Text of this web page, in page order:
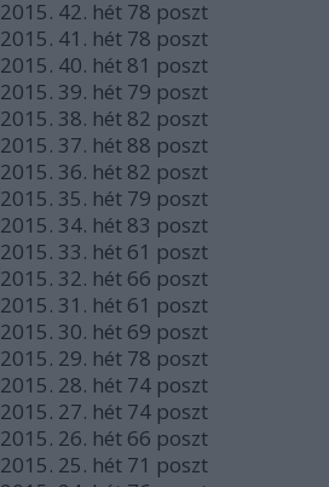
2015. 42. hét 78 poszt
2015. 41. hét 78 poszt
2015. 40. hét 81 poszt
2015. 39. hét 79 poszt
2015. 38. hét 82 poszt
2015. 37. hét 88 poszt
2015. 36. hét 82 poszt
2015. 35. hét 79 poszt
2015. 34. hét 83 poszt
2015. 33. hét 61 poszt
2015. 32. hét 66 poszt
2015. 31. hét 61 poszt
2015. 30. hét 69 poszt
2015. 29. hét 78 poszt
2015. 28. hét 74 poszt
2015. 27. hét 74 poszt
2015. 26. hét 66 poszt
2015. 25. hét 71 poszt